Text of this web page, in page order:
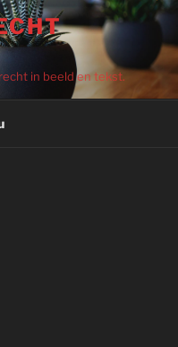
in beeld en tekst.